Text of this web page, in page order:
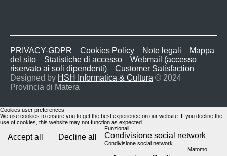
PRIVACY-GDPR Cookies Policy Note legali
Mappa
del sito
Statistiche di accesso
Webmail (accesso
riservato ai soli dipendenti)
Customer Satisfaction
Designed by HSH Informatica & Cultura © 2024
Provincia di Matera
Cookies user preferences
We use cookies to ensure you to get the best experience on our website. If you decline the
use of cookies, this website may not function as expected.
Accept all Decline all
Funzionali
Condivisione social network
Condivisione social network
Matomo